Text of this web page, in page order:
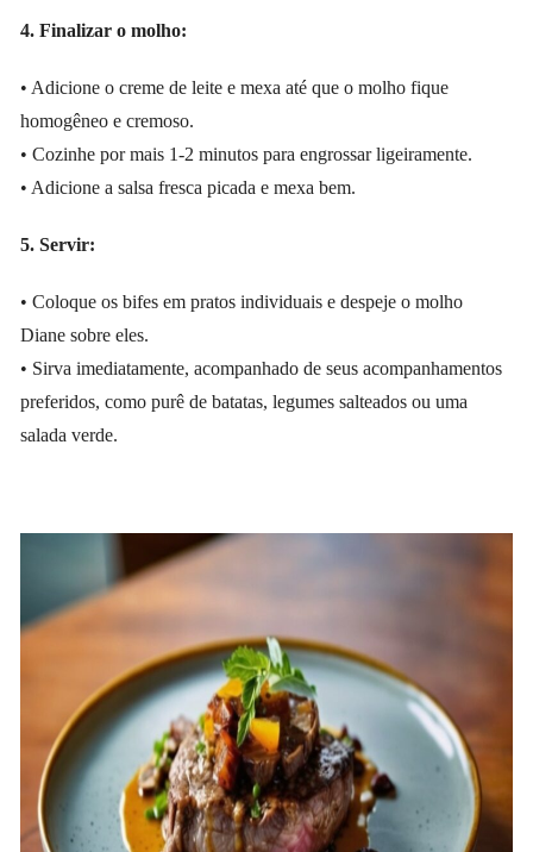
4. Finalizar o molho:
• Adicione o creme de leite e mexa até que o molho fique
homogêneo e cremoso.
• Cozinhe por mais 1-2 minutos para engrossar ligeiramente.
• Adicione a salsa fresca picada e mexa bem.
5. Servir:
• Coloque os bifes em pratos individuais e despeje o molho
Diane sobre eles.
• Sirva imediatamente, acompanhado de seus acompanhamentos
preferidos, como purê de batatas, legumes salteados ou uma
salada verde.